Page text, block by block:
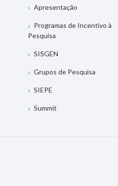
Apresentação
Programas de Incentivo à
Pesquisa
SISGEN
Grupos de Pesquisa
SIEPE
Summit